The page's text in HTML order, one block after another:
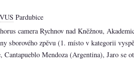
VUS Pardubice
camera Rychnov nad Kněžnou,
sborového zpěvu (1. místo v kategorii
Cantapueblo Mendoza (Argentina), Jaro se